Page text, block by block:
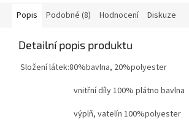
Popis Podobné (8) Hodnocení Diskuze
Detailní popis produktu
Složení látek:80%bavlna, 20%polyester
vnitřní díly 100% plátno bavlna
výplň, vatelín 100%polyester